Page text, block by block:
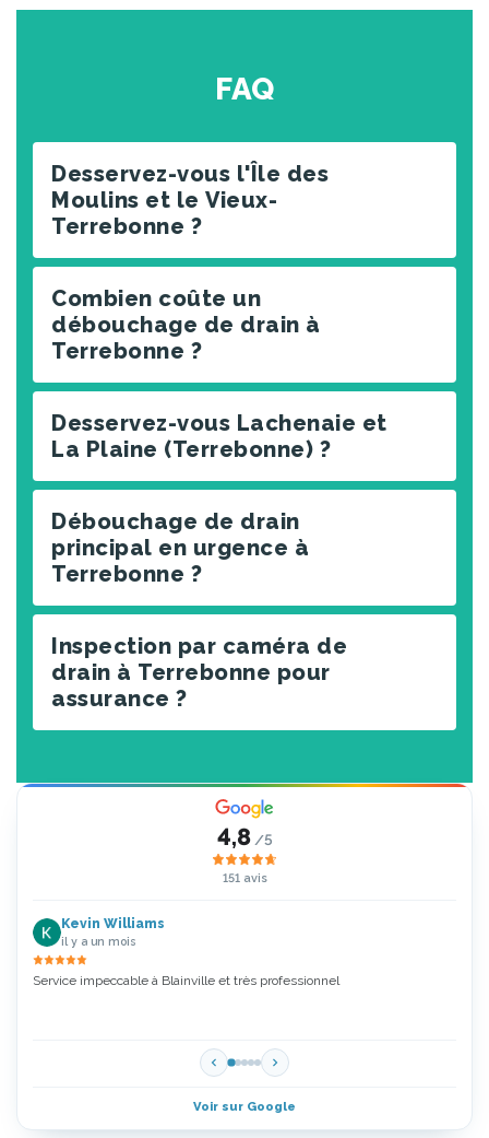
FAQ
Desservez-vous l'Île des
Moulins et le Vieux-
Terrebonne ?
Combien coûte un
débouchage de drain à
Terrebonne ?
Desservez-vous Lachenaie et
La Plaine (Terrebonne) ?
Débouchage de drain
principal en urgence à
Terrebonne ?
Inspection par caméra de
drain à Terrebonne pour
assurance ?
4,8 /5
151 avis
Kevin Williams
il y a un mois
Service impeccable à Blainville et très professionnel
Voir sur Google